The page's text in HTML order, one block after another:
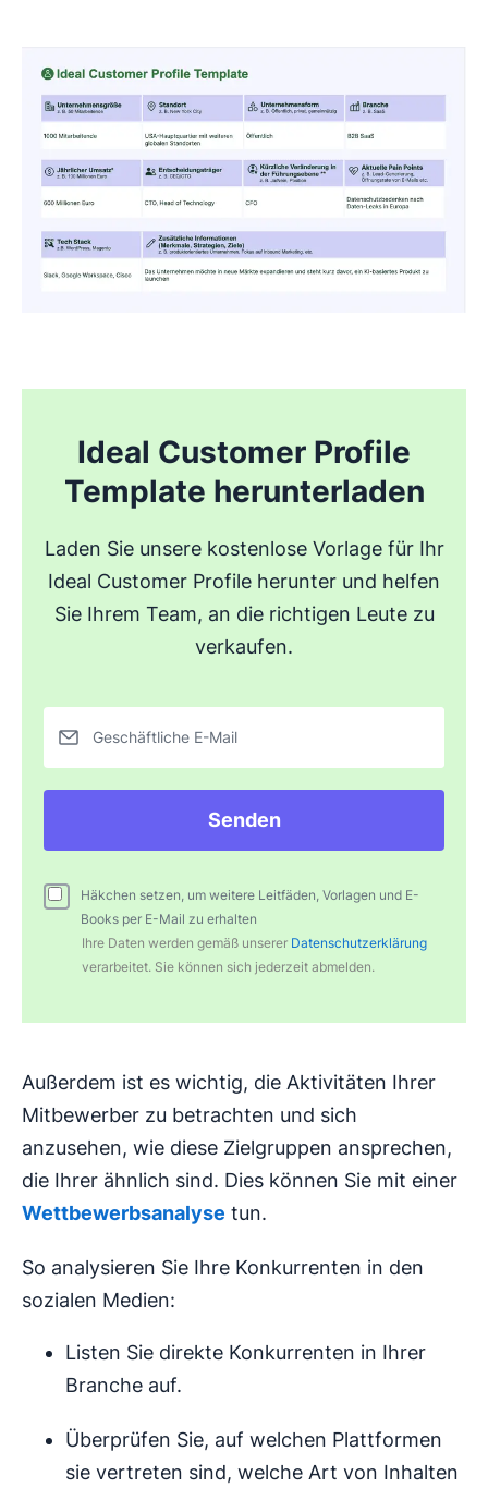
Ideal Customer Profile
Template herunterladen
Laden Sie unsere kostenlose Vorlage für Ihr
Ideal Customer Profile herunter und helfen
Sie Ihrem Team, an die richtigen Leute zu
verkaufen.
Geschäftliche E-Mail
Senden
Häkchen setzen, um weitere Leitfäden, Vorlagen und E-
Books per E-Mail zu erhalten
Ihre Daten werden gemäß unserer Datenschutzerklärung
verarbeitet. Sie können sich jederzeit abmelden.
Außerdem ist es wichtig, die Aktivitäten Ihrer
Mitbewerber zu betrachten und sich
anzusehen, wie diese Zielgruppen ansprechen,
die Ihrer ähnlich sind. Dies können Sie mit einer
Wettbewerbsanalyse tun.
So analysieren Sie Ihre Konkurrenten in den
sozialen Medien:
Listen Sie direkte Konkurrenten in Ihrer
Branche auf.
Überprüfen Sie, auf welchen Plattformen
sie vertreten sind, welche Art von Inhalten